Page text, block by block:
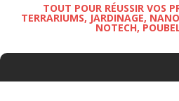
TOUT POUR RÉUSSIR VOS
TERRARIUMS, JARDINAGE,
NOTECH,